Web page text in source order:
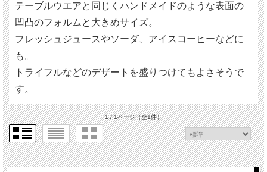
テーブルウエアと同じくハンドメイドのような表面の
凹凸のフォルムと大きめサイズ。
フレッシュジュースやソーダ、アイスコーヒーなどに
も。
トライフルなどのデザートを盛りつけてもよさそうで
す。
1 / 1ページ（全1件）